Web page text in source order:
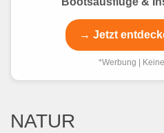
→ Jetzt
*Werbung |
NATUR